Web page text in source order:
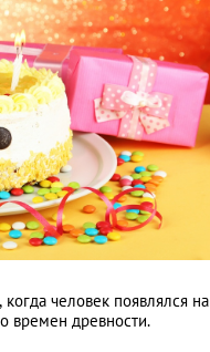
человек появлялся на
времен древности.